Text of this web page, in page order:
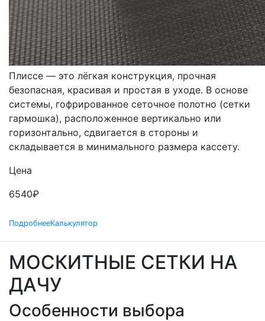
МОСКИТНЫЕ СЕТКИ
ПЛИССЕ
Плиссе — это лёгкая конструкция, прочная
безопасная, красивая и простая в уходе. В основе
системы, гофрированное сеточное полотно (сетки
гармошка), расположенное вертикально или
горизонтально, сдвигается в стороны и
складывается в минимального размера кассету.
Цена
6540₽
ПодробнееКалькулятор
МОСКИТНЫЕ СЕТКИ НА
ДАЧУ
Особенности выбора